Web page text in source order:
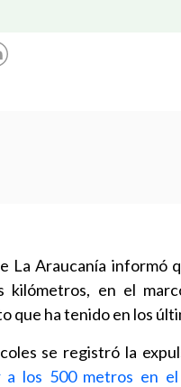
La Araucanía informó
kilómetros, en el
que ha tenido en los
se registró la
a los 500 metros en el